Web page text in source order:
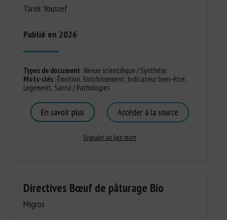
Tarek Youssef
Publié en 2026
Types de document : Revue scientifique / Synthèse
Mots-clés: Émotion, Enrichissement, Indicateur bien-être,
Logement, Santé / Pathologies
En savoir plus Accéder à la source
Signaler un lien mort
Directives Bœuf de pâturage Bio
Migros